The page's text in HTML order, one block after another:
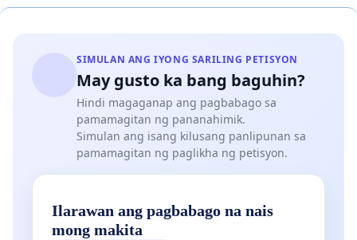
SIMULAN ANG IYONG SARILING PETISYON
May gusto ka bang baguhin?
Hindi magaganap ang pagbabago sa
pamamagitan ng pananahimik.
Simulan ang isang kilusang panlipunan sa
pamamagitan ng paglikha ng petisyon.
Ilarawan ang pagbabago na nais
mong makita